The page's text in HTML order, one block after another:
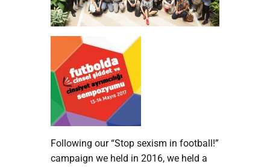
Following our “Stop sexism in football!”
campaign we held in 2016, we held a